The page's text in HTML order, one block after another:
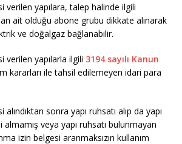
verilen yapılara, talep halinde ilgili
ait olduğu abone grubu dikkate alınarak
ve doğalgaz bağlanabilir.
verilen yapılarla ilgili 3194 sayılı Kanun
kararları ile tahsil edilemeyen idari para
alındıktan sonra yapı ruhsatı alıp da yapı
veya yapı ruhsatı bulunmayan
izin belgesi aranmaksızın kullanım